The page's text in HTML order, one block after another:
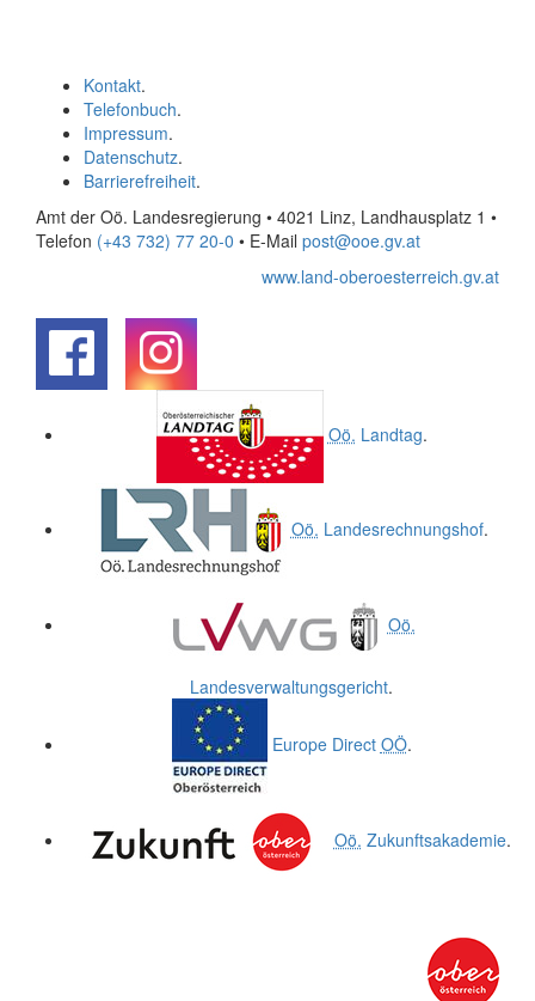
Kontakt.
Telefonbuch.
Impressum.
Datenschutz.
Barrierefreiheit.
Amt der Oö. Landesregierung • 4021 Linz, Landhausplatz 1 •
Telefon (+43 732) 77 20-0 • E-Mail post@ooe.gv.at
www.land-oberoesterreich.gv.at
Oö. Landtag.
Oö. Landesrechnungshof.
Oö.
Landesverwaltungsgericht.
Europe Direct OÖ.
Oö. Zukunftsakademie.